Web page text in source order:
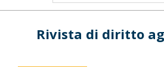
Rivista di diritto